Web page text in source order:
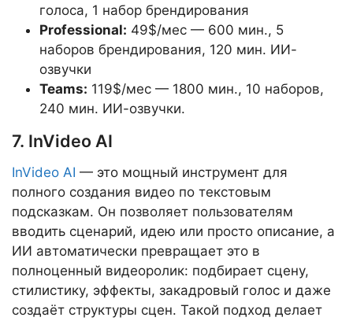
голоса, 1 набор брендирования
Professional: 49$/мес — 600 мин., 5
наборов брендирования, 120 мин. ИИ-
озвучки
Teams: 119$/мес — 1800 мин., 10 наборов,
240 мин. ИИ-озвучки.
7. InVideo AI
InVideo AI — это мощный инструмент для
полного создания видео по текстовым
подсказкам. Он позволяет пользователям
вводить сценарий, идею или просто описание, а
ИИ автоматически превращает это в
полноценный видеоролик: подбирает сцену,
стилистику, эффекты, закадровый голос и даже
создаёт структуры сцен. Такой подход делает